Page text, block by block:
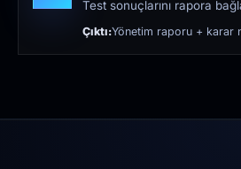
Test sonuçlarını rapora
Çıktı:Yönetim raporu + karar